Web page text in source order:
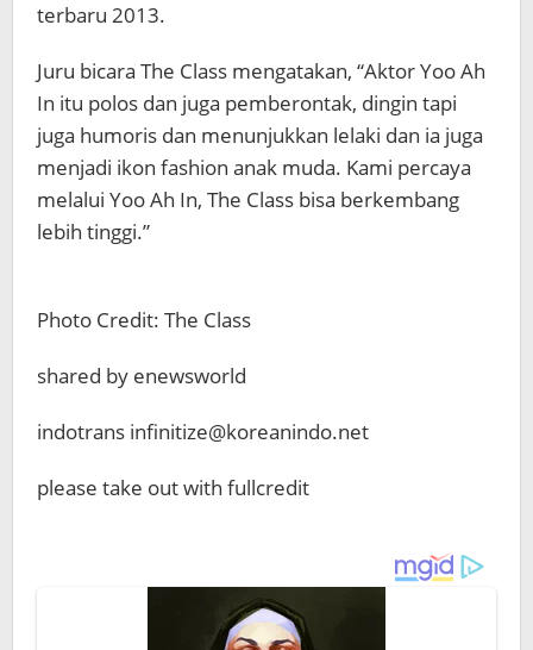
terbaru 2013.
Juru bicara The Class mengatakan, “Aktor Yoo Ah
In itu polos dan juga pemberontak, dingin tapi
juga humoris dan menunjukkan lelaki dan ia juga
menjadi ikon fashion anak muda. Kami percaya
melalui Yoo Ah In, The Class bisa berkembang
lebih tinggi.”
Photo Credit: The Class
shared by enewsworld
indotrans infinitize@koreanindo.net
please take out with fullcredit